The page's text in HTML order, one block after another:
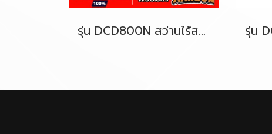
รุ่น DCD800N สว่านไร้สาย 13mm.(1/2") 20V-MAX* XR® Brushless DeWALT (เฉพาะตัวเปล่า)